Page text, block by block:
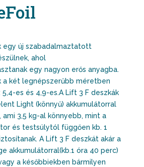
egy új szabadalmaztatott
ahol
egy nagyon erős anyagba.
a két legnépszerűbb méretben
5,4-es és 4,9-es.A Lift 3 F deszkák
Light (könnyű) akkumulátorral
ami 3,5 kg-al könnyebb, mint a
és testsúlytól függően kb. 1
A Lift 3 F deszkát akár a
akkumulátorral(kb.1 óra 40 perc)
a későbbiekben bármilyen